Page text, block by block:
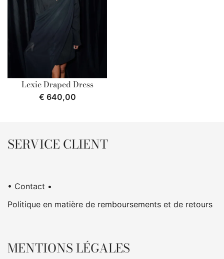
Lexie Draped Dress
€ 640,00
SERVICE CLIENT
• Contact •
Politique en matière de remboursements et de retours
MENTIONS LÉGALES